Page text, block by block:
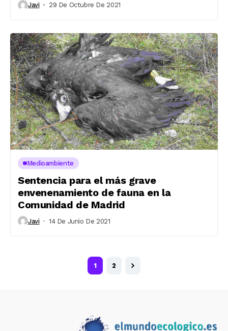
Javi 29 De Octubre De 2021
Medioambiente
Sentencia para el más grave
envenenamiento de fauna en la
Comunidad de Madrid
Javi 14 De Junio De 2021
1 2